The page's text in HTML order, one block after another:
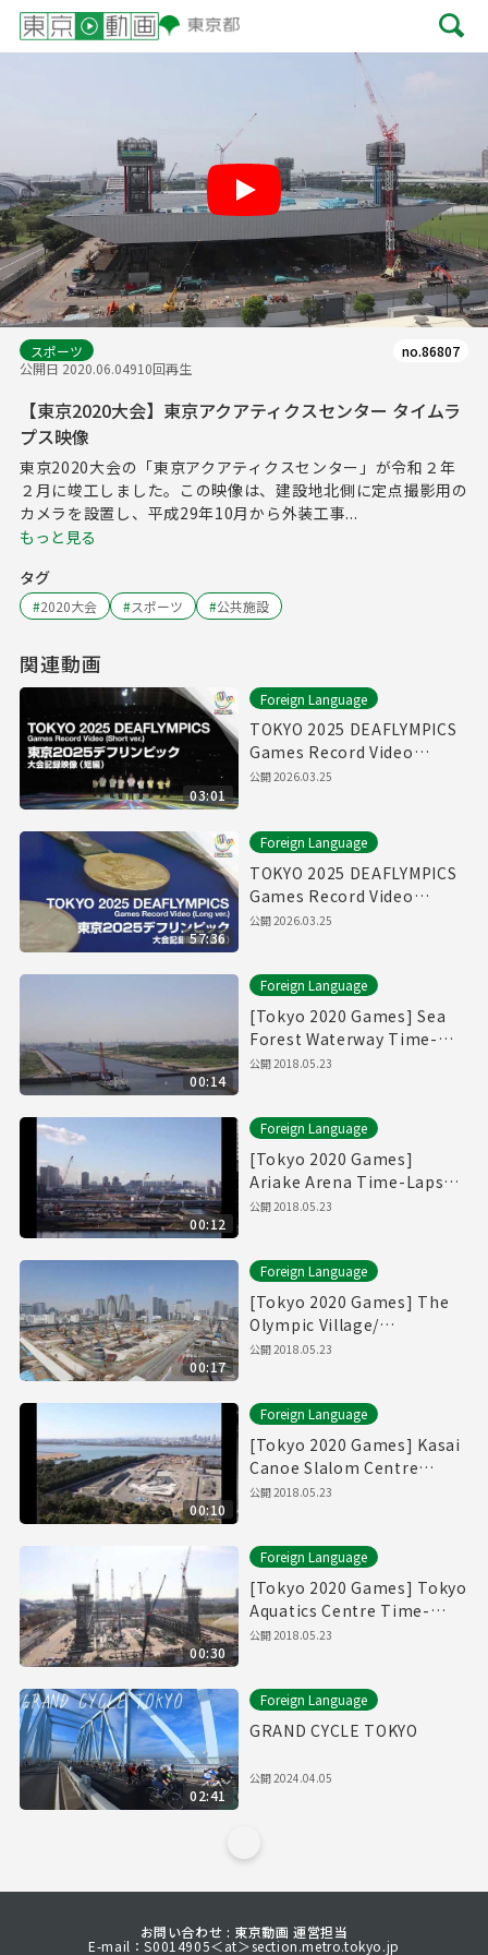
Play
スポーツ
公開日 2020.06.04910回再生
no.86807
【東京2020大会】東京アクアティクスセンター タイムラ
プス映像
東京2020大会の「東京アクアティクスセンター」が令和２年
２月に竣工しました。この映像は、建設地北側に定点撮影用の
カメラを設置し、平成29年10月から外装工事...
もっと見る
タグ
#2020大会 #スポーツ #公共施設
関連動画
03:01
Foreign Language
TOKYO 2025 DEAFLYMPICS
Games Record Video
（Short ver.）
公開2026.03.25
57:36
Foreign Language
TOKYO 2025 DEAFLYMPICS
Games Record Video
（Long ver.）
公開2026.03.25
00:14
Foreign Language
[Tokyo 2020 Games] Sea
Forest Waterway Time-
Lapse Movie [海の森水上競
公開2018.05.23
00:12
Foreign Language
[Tokyo 2020 Games]
Ariake Arena Time-Lapse
Movie [有明アリーナ]
公開2018.05.23
00:17
Foreign Language
[Tokyo 2020 Games] The
Olympic Village/
Paralympic Village Time-
公開2018.05.23
00:10
Foreign Language
[Tokyo 2020 Games] Kasai
Canoe Slalom Centre
Time-Lapse Movie
公開2018.05.23
00:30
Foreign Language
[Tokyo 2020 Games] Tokyo
Aquatics Centre Time-
Lapse Movie
公開2018.05.23
02:41
Foreign Language
GRAND CYCLE TOKYO
公開2024.04.05
お問い合わせ : 東京動画 運営担当
E-mail：S0014905＜at＞section.metro.tokyo.jp